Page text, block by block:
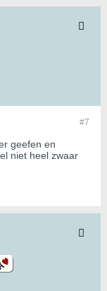
#7
geefen en
niet heel zwaar